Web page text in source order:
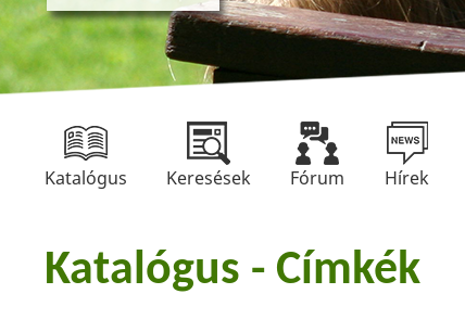
Katalógus Keresések Fórum Hírek
Katalógus - Címkék